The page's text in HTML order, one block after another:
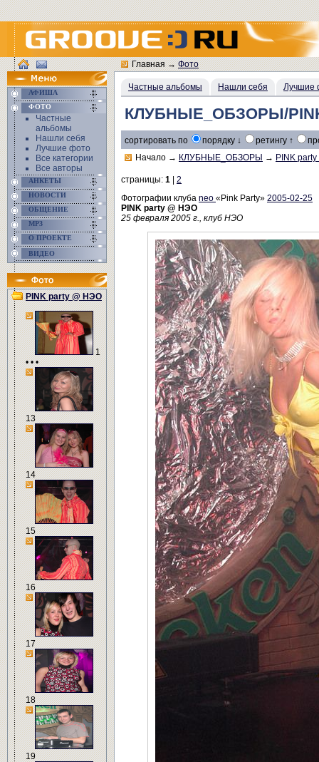
АФИША
ФОТО
Частные
альбомы
Нашли себя
Лучшие фото
Все категории
Все авторы
АНКЕТЫ
НОВОСТИ
ОБЩЕНИЕ
MP3
О ПРОЕКТЕ
ВИДЕО
PINK party @ НЭО
1
• • •
13
14
15
16
17
18
19
Главная→Фото
Частные альбомы Нашли себя Лучшие
КЛУБНЫЕ_ОБЗОРЫ/
сортировать по порядку ↓ ретингу ↑
Начало → КЛУБНЫЕ_ОБЗОРЫ → PINK
страницы: 1
2
Фотографии клуба neo «Pink Party» 2005-02-25
PINK party @ НЭО
25 февраля 2005 г., клуб НЭО